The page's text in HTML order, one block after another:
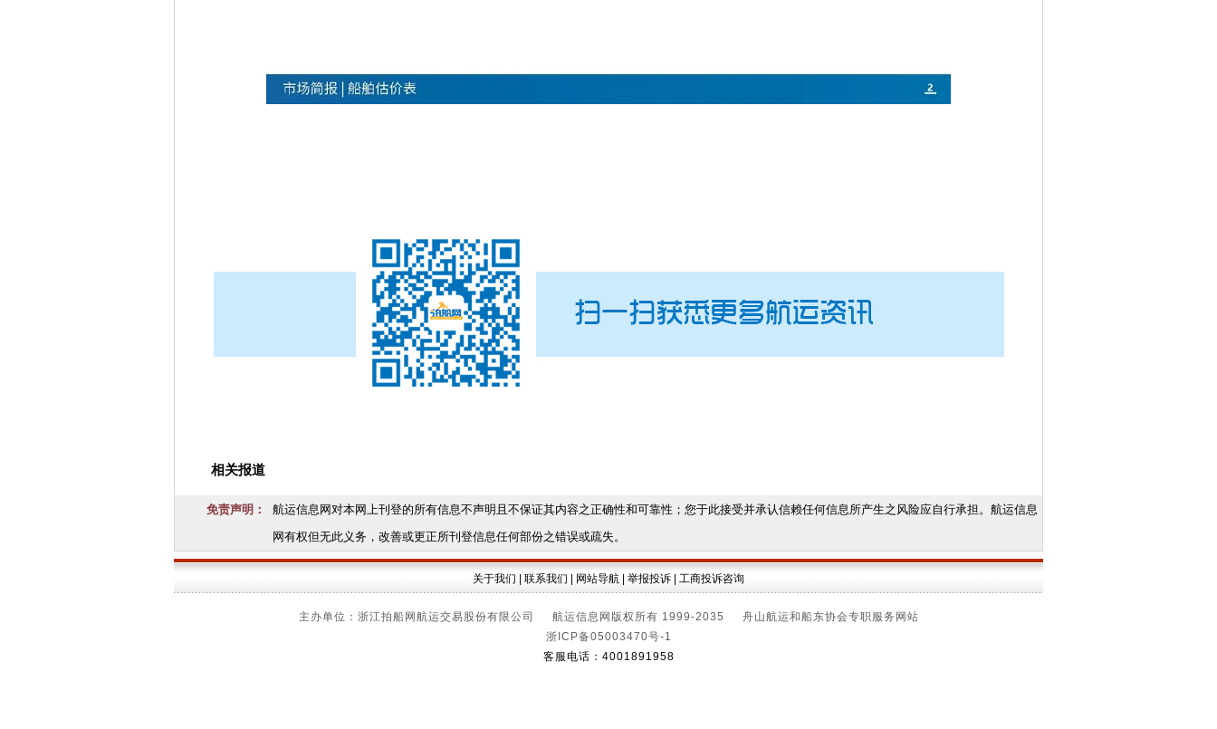
相关报道
免责声明：
航运信息网对本网上刊登的所有信息不声明且不保证其内容之正确性和可靠性；您于此接受并承认信赖任何信息所产生之风险应自行承担。航运信息
网有权但无此义务，改善或更正所刊登信息任何部份之错误或疏失。
关于我们 联系我们 网站导航 举报投诉 工商投诉咨询
主办单位：浙江拍船网航运交易股份有限公司 航运信息网版权所有 1999-2035 舟山航运和船东协会专职服务网站
浙ICP备05003470号-1
客服电话：4001891958